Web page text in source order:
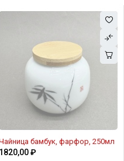
бамбук, фарфор, 250мл
1820,00₽